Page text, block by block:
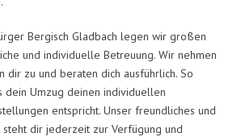
Bergisch Gladbach legen wir großen
und individuelle Betreuung. Wir nehmen
dir zu und beraten dich ausführlich. So
dein Umzug deinen individuellen
entspricht. Unser freundliches und
dir jederzeit zur Verfügung und